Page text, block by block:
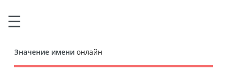
Значение имени онлайн